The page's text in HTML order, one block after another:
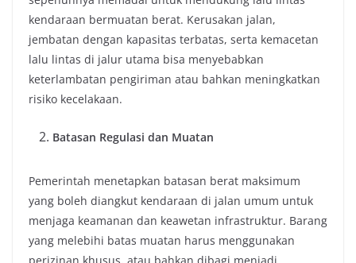
kendaraan bermuatan berat. Kerusakan jalan,
jembatan dengan kapasitas terbatas, serta kemacetan
lalu lintas di jalur utama bisa menyebabkan
keterlambatan pengiriman atau bahkan meningkatkan
risiko kecelakaan.
Batasan Regulasi dan Muatan
Pemerintah menetapkan batasan berat maksimum
yang boleh diangkut kendaraan di jalan umum untuk
menjaga keamanan dan keawetan infrastruktur. Barang
yang melebihi batas muatan harus menggunakan